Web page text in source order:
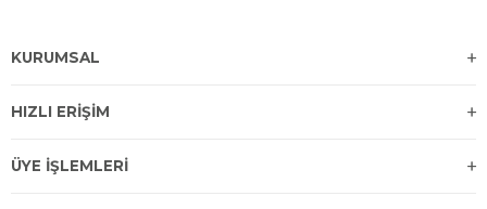
KURUMSAL
HIZLI ERİŞİM
ÜYE İŞLEMLERİ